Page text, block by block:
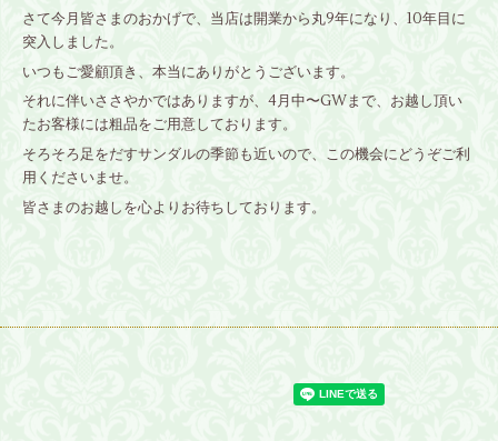
さて今月皆さまのおかげで、当店は開業から丸9年になり、10年目に
突入しました。
いつもご愛顧頂き、本当にありがとうございます。
それに伴いささやかではありますが、4月中〜GWまで、お越し頂い
たお客様には粗品をご用意しております。
そろそろ足をだすサンダルの季節も近いので、この機会にどうぞご利
用くださいませ。
皆さまのお越しを心よりお待ちしております。